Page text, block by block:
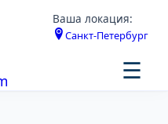
Ваша локация:
Санкт-Петербург
☰